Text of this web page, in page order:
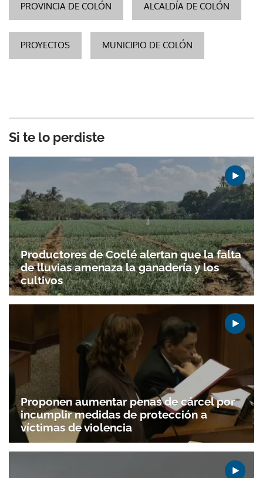
PROVINCIA DE COLÓN ALCALDÍA DE COLÓN
PROYECTOS MUNICIPIO DE COLÓN
Si te lo perdiste
Productores de Coclé alertan que la falta
de lluvias amenaza la ganadería y los
cultivos
Proponen aumentar penas de cárcel por
incumplir medidas de protección a
víctimas de violencia